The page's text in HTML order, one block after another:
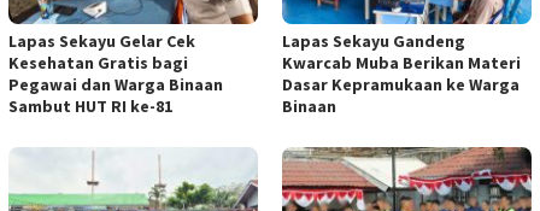
Lapas Sekayu Gelar Cek
Kesehatan Gratis bagi
Pegawai dan Warga Binaan
Sambut HUT RI ke-81
Lapas Sekayu Gandeng
Kwarcab Muba Berikan Materi
Dasar Kepramukaan ke Warga
Binaan